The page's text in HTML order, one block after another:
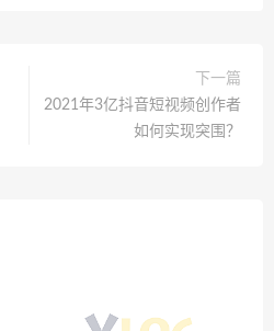
下一篇
2021年3亿抖音短视频创作者
如何实现突围？